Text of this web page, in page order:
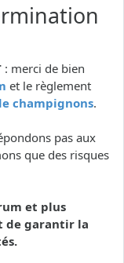
: merci de bien
et le règlement
champignons.
pas aux
que des risques
et plus
de garantir la